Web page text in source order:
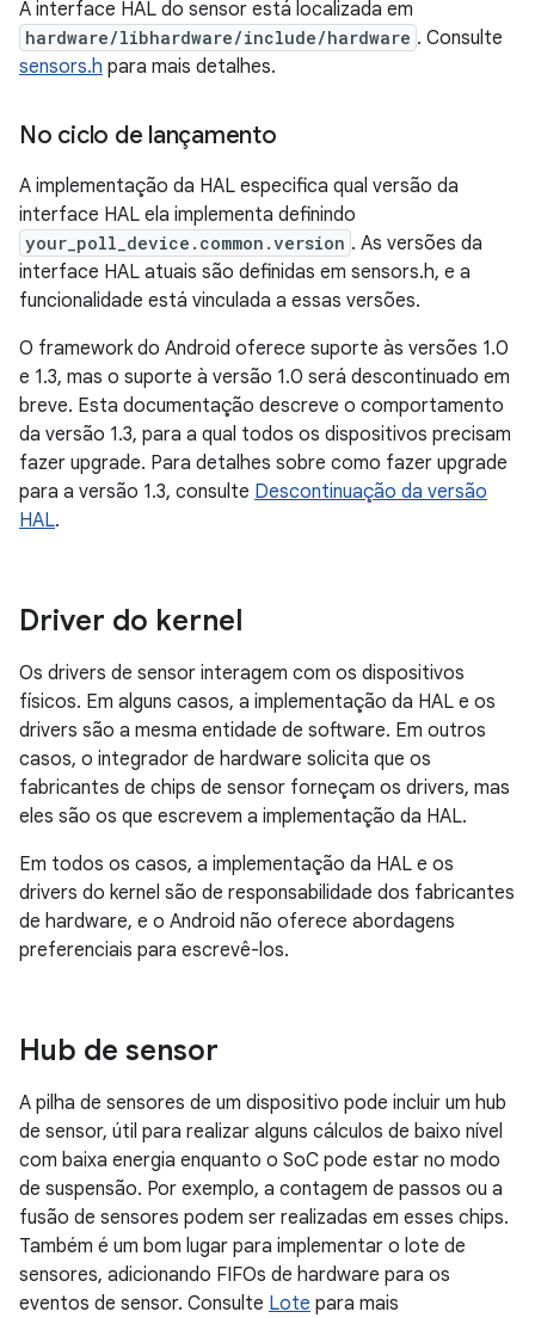
A interface HAL do sensor está localizada em
hardware/libhardware/include/hardware . Consulte
sensors.h para mais detalhes.
No ciclo de lançamento
A implementação da HAL especifica qual versão da
interface HAL ela implementa definindo
your_poll_device.common.version . As versões da
interface HAL atuais são definidas em sensors.h, e a
funcionalidade está vinculada a essas versões.
O framework do Android oferece suporte às versões 1.0
e 1.3, mas o suporte à versão 1.0 será descontinuado em
breve. Esta documentação descreve o comportamento
da versão 1.3, para a qual todos os dispositivos precisam
fazer upgrade. Para detalhes sobre como fazer upgrade
para a versão 1.3, consulte Descontinuação da versão
HAL.
Driver do kernel
Os drivers de sensor interagem com os dispositivos
físicos. Em alguns casos, a implementação da HAL e os
drivers são a mesma entidade de software. Em outros
casos, o integrador de hardware solicita que os
fabricantes de chips de sensor forneçam os drivers, mas
eles são os que escrevem a implementação da HAL.
Em todos os casos, a implementação da HAL e os
drivers do kernel são de responsabilidade dos fabricantes
de hardware, e o Android não oferece abordagens
preferenciais para escrevê-los.
Hub de sensor
A pilha de sensores de um dispositivo pode incluir um hub
de sensor, útil para realizar alguns cálculos de baixo nível
com baixa energia enquanto o SoC pode estar no modo
de suspensão. Por exemplo, a contagem de passos ou a
fusão de sensores podem ser realizadas em esses chips.
Também é um bom lugar para implementar o lote de
sensores, adicionando FIFOs de hardware para os
eventos de sensor. Consulte Lote para mais